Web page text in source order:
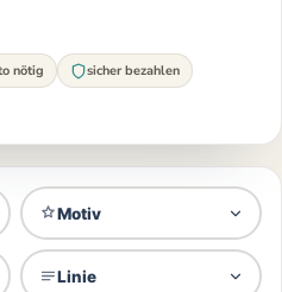
nötig
sicher bezahlen
Motiv
Linie